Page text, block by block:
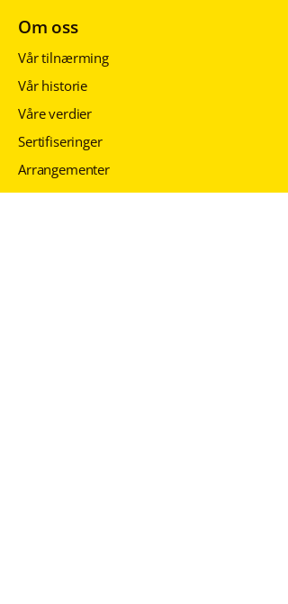
Om oss
Vår tilnærming
Vår historie
Våre verdier
Sertifiseringer
Arrangementer